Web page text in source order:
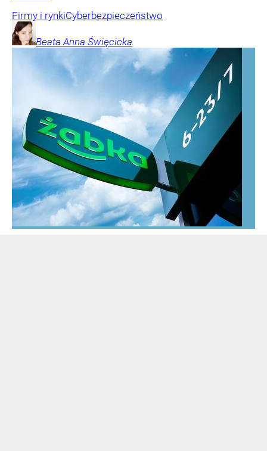
Firmy i rynkiCyberbezpieczeństwo
Beata Anna Święcicka